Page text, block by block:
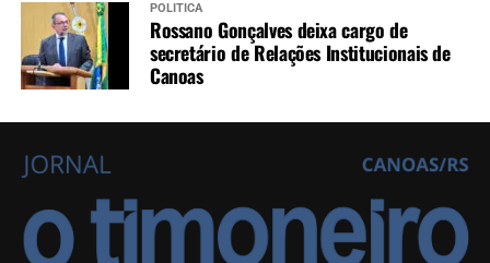
POLÍTICA
Rossano Gonçalves deixa cargo de
secretário de Relações Institucionais de
Canoas